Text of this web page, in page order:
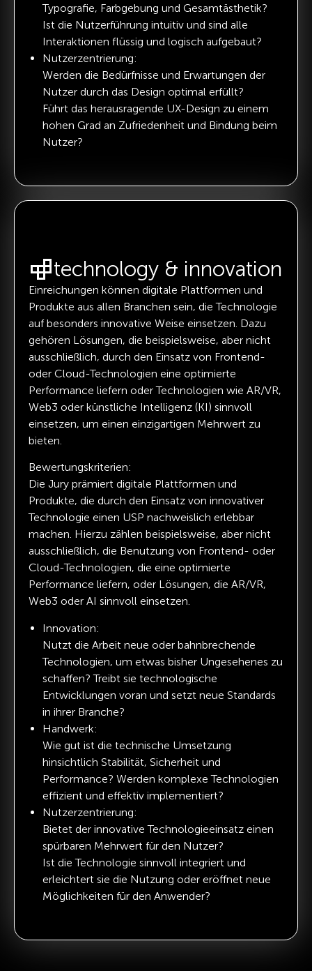
Typografie, Farbgebung und Gesamtästhetik?
Ist die Nutzerführung intuitiv und sind alle
Interaktionen flüssig und logisch aufgebaut?
Nutzerzentrierung:
Werden die Bedürfnisse und Erwartungen der
Nutzer durch das Design optimal erfüllt?
Führt das herausragende UX-Design zu einem
hohen Grad an Zufriedenheit und Bindung beim
Nutzer?
technology & innovation
Einreichungen können digitale Plattformen und
Produkte aus allen Branchen sein, die Technologie
auf besonders innovative Weise einsetzen. Dazu
gehören Lösungen, die beispielsweise, aber nicht
ausschließlich, durch den Einsatz von Frontend-
oder Cloud-Technologien eine optimierte
Performance liefern oder Technologien wie AR/VR,
Web3 oder künstliche Intelligenz (KI) sinnvoll
einsetzen, um einen einzigartigen Mehrwert zu
bieten.
Bewertungskriterien:
Die Jury prämiert digitale Plattformen und
Produkte, die durch den Einsatz von innovativer
Technologie einen USP nachweislich erlebbar
machen. Hierzu zählen beispielsweise, aber nicht
ausschließlich, die Benutzung von Frontend- oder
Cloud-Technologien, die eine optimierte
Performance liefern, oder Lösungen, die AR/VR,
Web3 oder AI sinnvoll einsetzen.
Innovation:
Nutzt die Arbeit neue oder bahnbrechende
Technologien, um etwas bisher Ungesehenes zu
schaffen? Treibt sie technologische
Entwicklungen voran und setzt neue Standards
in ihrer Branche?
Handwerk:
Wie gut ist die technische Umsetzung
hinsichtlich Stabilität, Sicherheit und
Performance? Werden komplexe Technologien
effizient und effektiv implementiert?
Nutzerzentrierung:
Bietet der innovative Technologieeinsatz einen
spürbaren Mehrwert für den Nutzer?
Ist die Technologie sinnvoll integriert und
erleichtert sie die Nutzung oder eröffnet neue
Möglichkeiten für den Anwender?